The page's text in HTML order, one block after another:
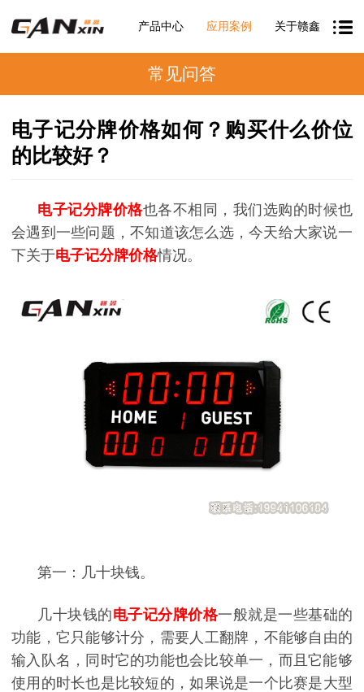
产品中心 应用案例 关于赣鑫
常见问答
电子记分牌价格如何？购买什么价位
的比较好？
电子记分牌价格也各不相同，我们选购的时候也
会遇到一些问题，‍‍不知道该怎么选，今天给大家说一
下关于电子记分牌价格情况。
第一：几十块钱。
‍‍几十块钱的电子记分牌价格一般就是一些基础的
功能，它只能够计分，需要人工翻牌 ，不能够自由的
输入队名，同时它的功能也会比较单一， ‍‍而且它能够
使用的时长也是比较短的，如果说是一个比赛是大型